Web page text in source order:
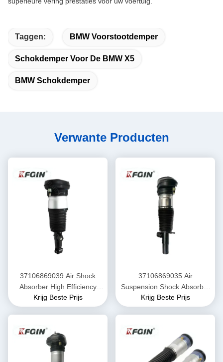
Taggen: BMW Voorstootdemper
Schokdemper Voor De BMW X5
BMW Schokdemper
Verwante Producten
37106869039 Air Shock
Absorber High Efficiency
BMW X5 Schokdemper
Krijg Beste Prijs
37106869035 Air
Suspension Shock Absorber
Langdurig BMW Front Shock
Absorber
Krijg Beste Prijs